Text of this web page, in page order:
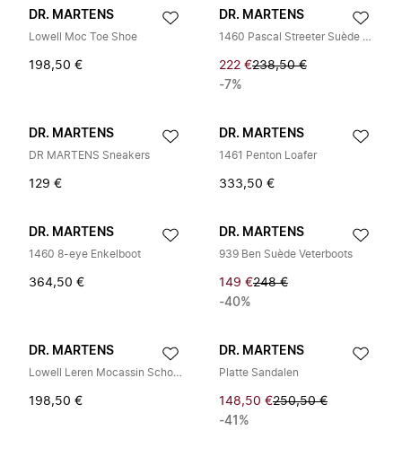
DR. MARTENS
Lowell Moc Toe Shoe
198,50 €
DR. MARTENS
1460 Pascal Streeter Suède Veterlaarzen
222 €238,50 €
-7%
DR. MARTENS
DR MARTENS Sneakers
129 €
DR. MARTENS
1461 Penton Loafer
333,50 €
DR. MARTENS
1460 8-eye Enkelboot
364,50 €
DR. MARTENS
939 Ben Suède Veterboots
149 €248 €
-40%
DR. MARTENS
Lowell Leren Mocassin Schoenen
198,50 €
DR. MARTENS
Platte Sandalen
148,50 €250,50 €
-41%